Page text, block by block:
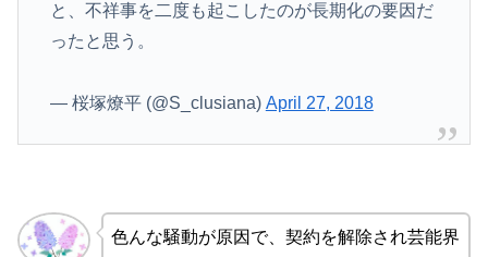
と、不祥事を二度も起こしたのが長期化の要因だ
ったと思う。
— 桜塚燎平 (@S_clusiana) April 27, 2018
色んな騒動が原因で、契約を解除され芸能界